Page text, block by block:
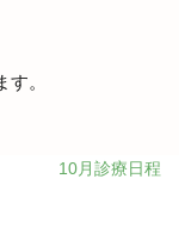
。
10月診療日程